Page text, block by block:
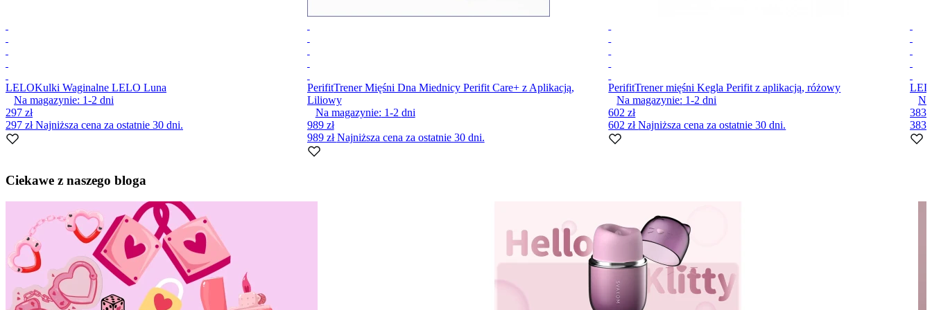
LELOKulki Waginalne LELO Luna
Na magazynie: 1-2 dni
297 zł
297 złNajniższa cena za ostatnie 30 dni.
PerifitTrener Mięśni Dna Miednicy Perifit Care+ z Aplikacją,
Liliowy
Na magazynie: 1-2 dni
989 zł
989 złNajniższa cena za ostatnie 30 dni.
PerifitTrener mięśni Kegla Perifit z aplikacją, różowy
Na magazynie: 1-2dni
602 zł
602 złNajniższa cena za ostatnie 30 dni.
383
383
1
10
Ciekawe z naszego bloga